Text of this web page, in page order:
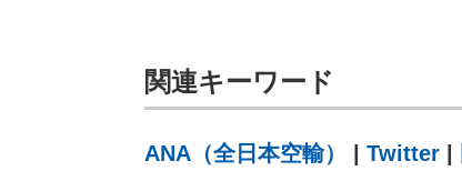
関連キーワード
ANA（全日本空輸） Twitter